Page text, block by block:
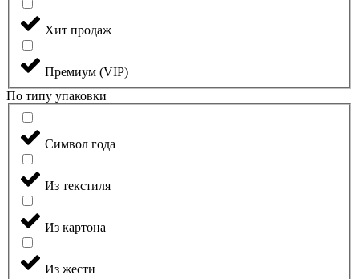
Хит продаж
Премиум (VIP)
По типу упаковки
Символ года
Из текстиля
Из картона
Из жести